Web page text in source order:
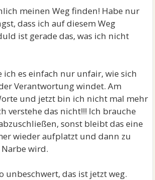
meinen Weg finden! Habe nur
dass ich auf diesem Weg
ist gerade das, was ich nicht
es einfach nur unfair, wie sich
Verantwortung windet. Am
und jetzt bin ich nicht mal mehr
verstehe das nicht!!! Ich brauche
sonst bleibt das eine
wieder aufplatzt und dann zu
wird.
unbeschwert, das ist jetzt weg.